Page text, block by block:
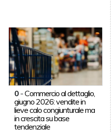
0 -Commercio al dettaglio,
giugno 2026: vendite in
lieve calo congiunturale ma
in crescita su base
tendenziale